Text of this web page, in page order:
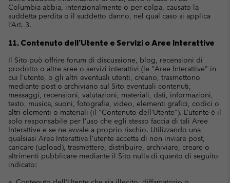
Columbia abbia, intenzionalmente o per colpa, causato la
suddetta perdita o il suddetto danno, nel qual caso si applica
l’Art. 3.
11. Contenuto dell’Utente e Servizi o Aree Interattive
Il Sito può offrire forum di discussione, blog, recensioni di
prodotto o altre aree o servizi interattivi (le "Aree Interattive" in
cui l’utente, o gli altri eventuali utenti, creano, trasmettono
mediante post o archiviano sul Sito eventuali contenuti,
messaggi, recensioni, valutazioni, materiali, dati, informazioni,
testo, musica, suoni, fotografie, video, elementi grafici, codici o
altri elementi o materiali (il "Contenuto dell’Utente"). L’utente è il
solo responsabile per l’uso che egli stesso faccia di tali Aree
Interattive e se ne avvale a proprio rischio. Utilizzando una
qualsiasi Area Interattiva l’utente accetta di non inviare post,
caricare (upload), trasmettere, distribuire, archiviare, creare o
altrimenti pubblicare mediante il Sito nulla di quanto di seguito
indicato: